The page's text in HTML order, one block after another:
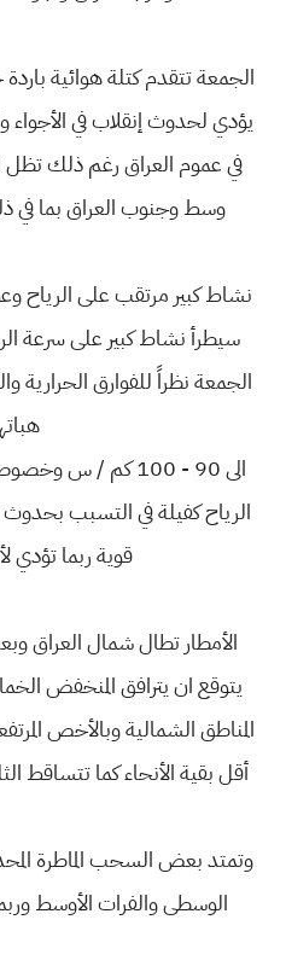
الجمعة تتقدم كتلة هوائية
يؤدي لحدوث إنقلاب في الأجواء
في عموم العراق رغم ذلك تظل
وسط وجنوب العراق بما في
نشاط كبير مرتقب على الرياح
سيطرأ نشاط كبير على سرعة
الجمعة نظراً للفوارق
الى 90 - 100 كم /
الرياح كفيلة في التسبب
قوية ربما تؤدي
الأمطار تطال شمال العراق
يتوقع ان يترافق المنخفض
المناطق الشمالية وبالأخص
أقل بقية الأنحاء كما تتساقط
وتمتد بعض السحب الماطرة
الوسطى والفرات الأوسط